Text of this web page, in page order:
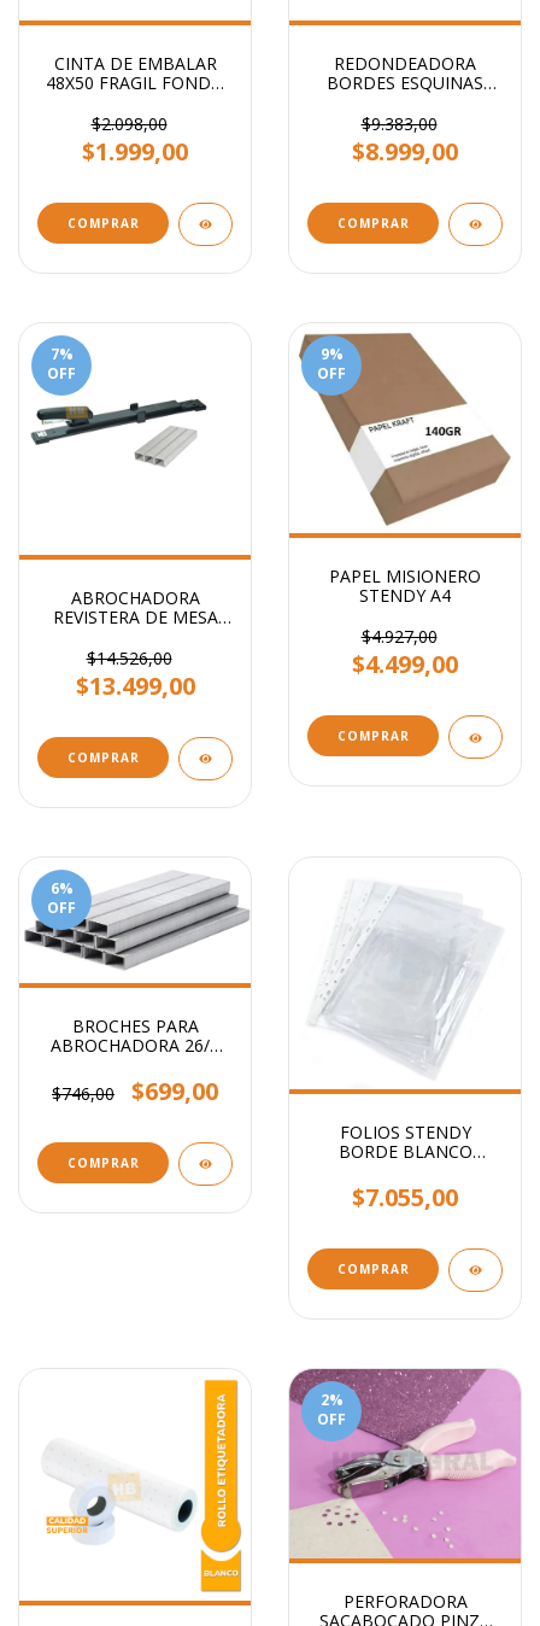
CINTA DE EMBALAR
48X50 FRAGIL FONDO
$2.098,00
$1.999,00
COMPRAR
REDONDEADORA
BORDES ESQUINAS
PRIMERA CALIDAD
$9.383,00
$8.999,00
COMPRAR
7%
OFF
ABROCHADORA
REVISTERA DE MESA
$14.526,00
$13.499,00
9%
OFF
PAPEL MISIONERO
STENDY A4
$4.927,00
$4.499,00
COMPRAR
6%
OFF
BROCHES PARA
ABROCHADORA 26/6
$746,00
$699,00
COMPRAR
FOLIOS STENDY
BORDE BLANCO
UNIDADES
$7.055,00
COMPRAR
2%
OFF
PERFORADORA
SACABOCADO PINZA